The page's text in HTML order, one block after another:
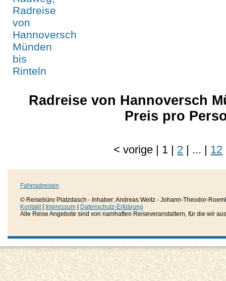
Radreise von Hannoversch
Preis pro
<vorige | 1 | 2 | ... | 12
Fahrradreisen
© Reisebüro Platzdasch - Inhaber: Andreas Weitz - Johann-Theodor-
Kontakt| Impressum
Datenschutz-Erklärung
Alle Reise Angebote sind von namhaften Reiseveranstaltern, für die wir